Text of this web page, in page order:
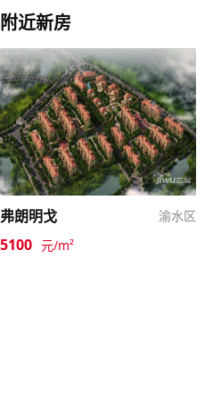
附近新房
弗朗明戈 渝水区
5100 元/m²